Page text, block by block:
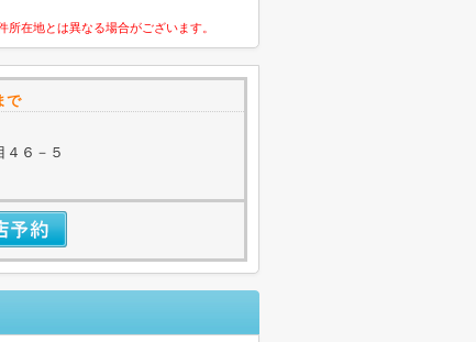
在地とは異なる場合がございます。
で
４６－５